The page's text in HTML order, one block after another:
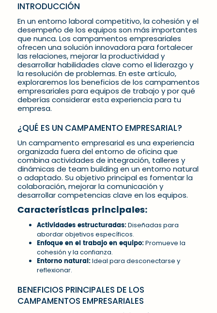
INTRODUCCIÓN
En un entorno laboral competitivo, la cohesión y el
desempeño de los equipos son más importantes
que nunca. Los campamentos empresariales
ofrecen una solución innovadora para fortalecer
las relaciones, mejorar la productividad y
desarrollar habilidades clave como el liderazgo y
la resolución de problemas. En este artículo,
exploraremos los beneficios de los campamentos
empresariales para equipos de trabajo y por qué
deberías considerar esta experiencia para tu
empresa.
¿QUÉ ES UN CAMPAMENTO EMPRESARIAL?
Un campamento empresarial es una experiencia
organizada fuera del entorno de oficina que
combina actividades de integración, talleres y
dinámicas de team building en un entorno natural
o adaptado. Su objetivo principal es fomentar la
colaboración, mejorar la comunicación y
desarrollar competencias clave en los equipos.
Características principales:
Actividades estructuradas:Diseñadas para
abordar objetivos específicos.
Enfoque en el trabajo en equipo:Promueve la
cohesión y la confianza.
Entorno natural:Ideal para desconectarse y
reflexionar.
BENEFICIOS PRINCIPALES DE LOS
CAMPAMENTOS EMPRESARIALES